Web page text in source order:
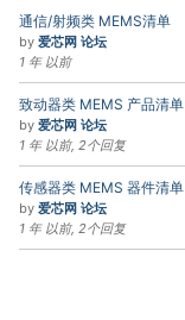
通信/射频类 MEMS清单
by 爱芯网 论坛
1 年 以前
致动器类 MEMS 产品清单
by 爱芯网 论坛
1 年 以前, 2个回复
传感器类 MEMS 器件清单
by 爱芯网 论坛
1 年 以前, 2个回复